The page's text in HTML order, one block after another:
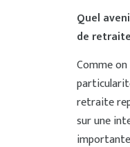
Quel
de
Comme
retraite
sur une